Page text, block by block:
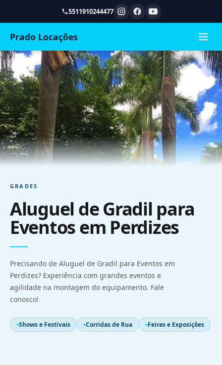
5511910244477
Prado Locações
GRADES
Aluguel de Gradil para
Eventos em Perdizes
Precisando de Aluguel de Gradil para Eventos em
Perdizes? Experiência com grandes eventos e
agilidade na montagem do equipamento. Fale
conosco!
Shows e Festivais Corridas de Rua Feiras e Exposições